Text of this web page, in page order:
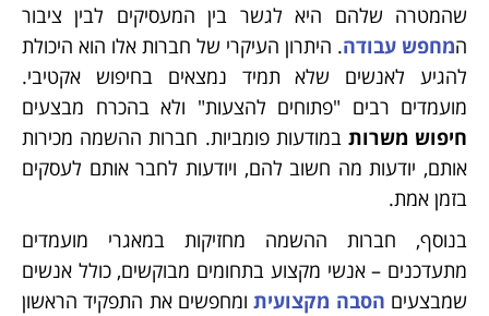
שהמטרה שלהם היא לגשר בין המעסיקים לבין ציבור
המחפש עבודה. היתרון העיקרי של חברות אלו הוא היכולת
להגיע לאנשים שלא תמיד נמצאים בחיפוש אקטיבי.
מועמדים רבים "פתוחים להצעות" ולא בהכרח מבצעים
חיפוש משרות במודעות פומביות. חברות ההשמה מכירות
אותם, יודעות מה חשוב להם, ויודעות לחבר אותם לעסקים
בזמן אמת.
בנוסף, חברות ההשמה מחזיקות במאגרי מועמדים
מתעדכנים – אנשי מקצוע בתחומים מבוקשים, כולל אנשים
שמבצעים הסבה מקצועיתומחפשים את התפקיד הראשון